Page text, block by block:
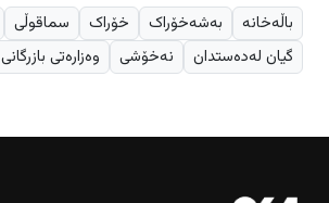
باڵەخانە بەشەخۆراک خۆراک سماقوڵی
گیان لەدەستدان
نەخۆشی وەزارەتی بازرگانی